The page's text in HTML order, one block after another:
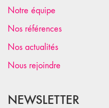
Notre équipe
Nos références
Nos actualités
Nous rejoindre
NEWSLETTER